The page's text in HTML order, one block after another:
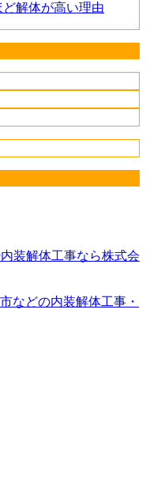
解体が高い理由
などの内装解体工事・